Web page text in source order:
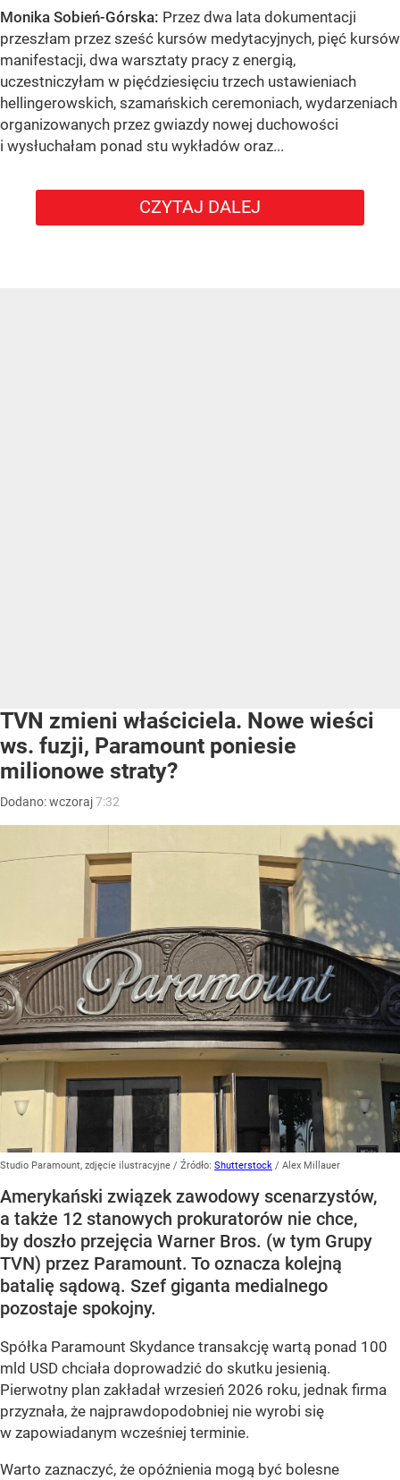
Monika Sobień-Górska: Przez dwa lata dokumentacji
przeszłam przez sześć kursów medytacyjnych, pięć kursów
manifestacji, dwa warsztaty pracy z energią,
uczestniczyłam w pięćdziesięciu trzech ustawieniach
hellingerowskich, szamańskich ceremoniach, wydarzeniach
organizowanych przez gwiazdy nowej duchowości
i wysłuchałam ponad stu wykładów oraz...
CZYTAJ DALEJ
TVN zmieni właściciela. Nowe wieści
ws. fuzji, Paramount poniesie
milionowe straty?
Dodano:wczoraj7:32
Studio Paramount, zdjęcie ilustracyjne / Źródło: Shutterstock / Alex Millauer
Amerykański związek zawodowy scenarzystów,
a także 12 stanowych prokuratorów nie chce,
by doszło przejęcia Warner Bros. (w tym Grupy
TVN) przez Paramount. To oznacza kolejną
batalię sądową. Szef giganta medialnego
pozostaje spokojny.
Spółka Paramount Skydance transakcję wartą ponad 100
mld USD chciała doprowadzić do skutku jesienią.
Pierwotny plan zakładał wrzesień 2026 roku, jednak firma
przyznała, że najprawdopodobniej nie wyrobi się
w zapowiadanym wcześniej terminie.
Warto zaznaczyć, że opóźnienia mogą być bolesne